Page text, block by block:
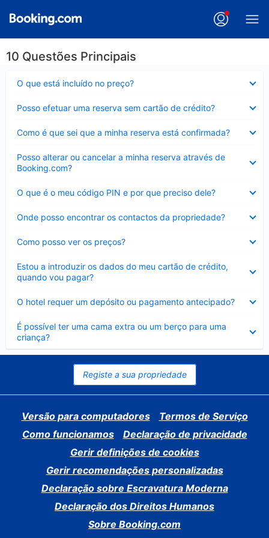
10 Questões Principais
O que está incluído no preço?
fechado
Posso efetuar uma reserva sem cartão de crédito?
fechado
Como é que sei que a minha reserva está confirmada?
fechado
Posso alterar ou cancelar a minha reserva através de
Booking.com?
fechado
O que é o meu código PIN e por que preciso dele?
fechado
Onde posso encontrar os contactos da propriedade?
fechado
Como posso ver os preços?
fechado
Estou a introduzir os dados do meu cartão de crédito,
quando vou pagar?
fechado
O hotel requer um depósito ou pagamento antecipado?
fechado
É possível ter uma cama extra ou um berço para uma
criança?
Elemento
fechado
Registe a sua propriedade
Versão para computadores
Termos de Serviço
Como funcionamos
Declaração de privacidade
Gerir definições de cookies
Gerir recomendações personalizadas
Declaração sobre Escravatura Moderna
Declaração dos Direitos Humanos
Sobre Booking.com